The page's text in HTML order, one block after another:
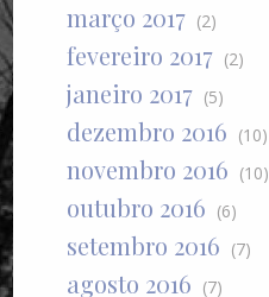
março 2017 (2)
fevereiro 2017 (2)
janeiro 2017 (5)
dezembro 2016 (10)
novembro 2016 (10)
outubro 2016 (6)
setembro 2016 (7)
agosto 2016 (7)